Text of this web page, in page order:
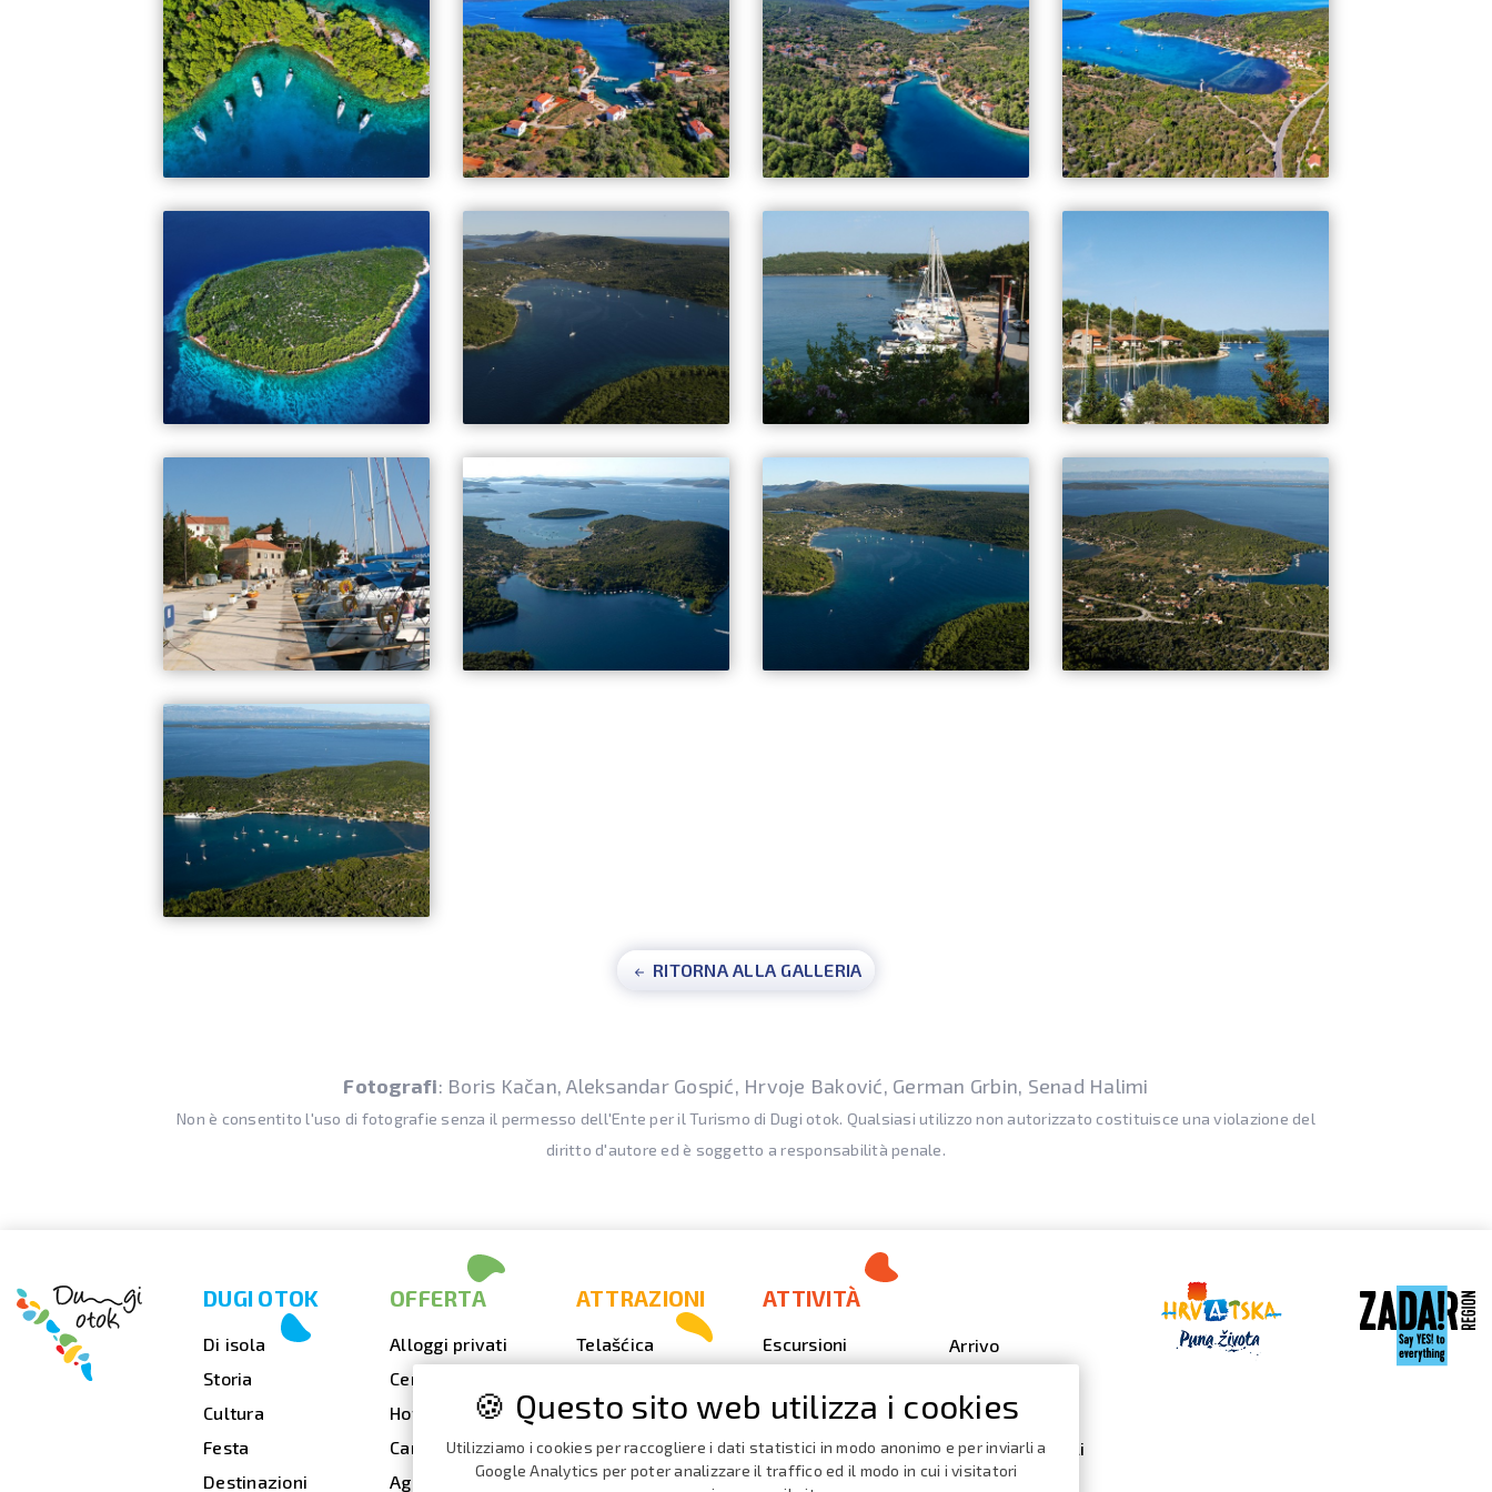
RITORNA ALLA GALLERIA
Fotografi: Boris Kačan, Aleksandar Gospić, Hrvoje Baković, German Grbin, Senad Halimi
Non è consentito l'uso di fotografie senza il permesso dell'Ente per il Turismo di Dugi otok. Qualsiasi utilizzo non autorizzato costituisce una violazione del
diritto d'autore ed è soggetto a responsabilità penale.
DUGI OTOK
Di isola
Storia
Cultura
Festa
Destinazioni
OFFERTA
Alloggi privati
Cenare fuori
Hotel
Campeggi
Agenzie di viaggio
ATTRAZIONI
Telašćica
Il faro Veli Rat
Spiagge,
insenature
ATTIVITÀ
Escursioni
Outdoor
Pesca
Nautica
Arrivo
Video Gallery
Calendario degli
Eventi
🍪 Questo sito web utilizza i cookies
Utilizziamo i cookies per raccogliere i dati statistici in modo anonimo e per inviarli a
Google Analytics per poter analizzare il traffico ed il modo in cui i visitatori